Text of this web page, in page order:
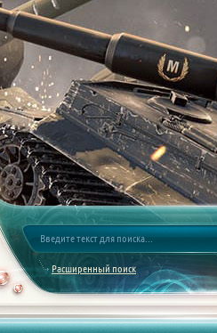
Расширенный поиск